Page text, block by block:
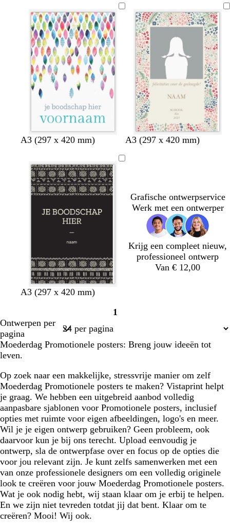
A3 (297 x 420 mm)
c
è
z
a
d
n
w
t
c
è
A3 (297 x 420 mm)
z
r
t
o
j
f
g
r
e
n
t
q
u
o
i
e
b
i
n
d
k
e
r
b
a
u
w
c
m
e
A3 (297 x 420 mm)
Grafische ontwerpservice
Werk met een ontwerper
Krijg een compleet nieuw,
professioneel ontwerp
Van € 12,00
Pagina
1
Ontwerpen per
pagina
Moederdag Promotionele posters: Breng jouw ideeën tot
leven.
Op zoek naar een makkelijke, stressvrije manier om zelf
Moederdag Promotionele posters te maken? Vistaprint helpt
je graag. We hebben een uitgebreid aanbod volledig
aanpasbare sjablonen voor Promotionele posters, inclusief
opties met ruimte voor eigen afbeeldingen, logo's en meer.
Wil je je eigen ontwerp gebruiken? Geen probleem, ook
daarvoor kun je bij ons terecht. Upload eenvoudig je
ontwerp, sla de ontwerpfase over en focus op de opties die
voor jou relevant zijn. Je kunt zelfs samenwerken met een
van onze professionele designers om een volledig originele
look te creëren voor jouw Moederdag Promotionele posters.
Wat je ook nodig hebt, wij staan klaar om je erbij te helpen.
En we zijn niet tevreden totdat jij dat bent. Klaar om te
creëren? Mooi! Wij ook.